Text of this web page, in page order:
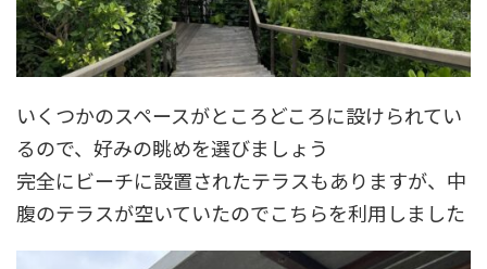
いくつかのスペースがところどころに設けられてい
るので、好みの眺めを選びましょう
完全にビーチに設置されたテラスもありますが、中
腹のテラスが空いていたのでこちらを利用しました